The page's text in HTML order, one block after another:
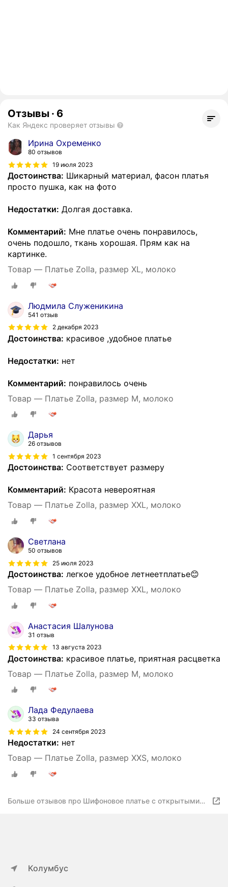
Отзывы · 6
Как Яндекс проверяет отзывы
Ирина Охременко
80 отзывов
19 июля 2023
Достоинства: Шикарный материал, фасон платья
просто пушка, как на фото
Недостатки: Долгая доставка.
Комментарий: Мне платье очень понравилось,
очень подошло, ткань хорошая. Прям как на
картинке.
Товар — Платье Zolla, размер XL, молоко
Людмила Служеникина
541 отзыв
2 декабря 2023
Достоинства: красивое ,удобное платье
Недостатки: нет
Комментарий: понравилось очень
Товар — Платье Zolla, размер M, молоко
Дарья
26 отзывов
1 сентября 2023
Достоинства: Соответствует размеру
Комментарий: Красота невероятная
Товар — Платье Zolla, размер XXL, молоко
Светлана
50 отзывов
25 июля 2023
Достоинства: легкое удобное летнеетплатье😊
Товар — Платье Zolla, размер XXL, молоко
Анастасия Шалунова
31 отзыв
13 августа 2023
Достоинства: красивое платье, приятная расцветка
Товар — Платье Zolla, размер M, молоко
Лада Федулаева
33 отзыва
24 сентября 2023
Недостатки: нет
Товар — Платье Zolla, размер XXS, молоко
Больше отзывов про Шифоновое платье с открытыми
Колумбус